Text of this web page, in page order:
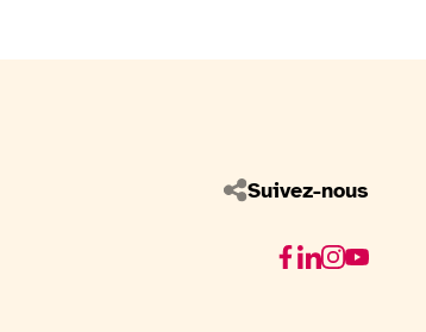
Suivez-nous
Facebook
Linkedin
Instagram
Youtube